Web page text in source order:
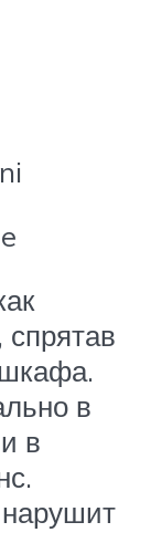
спрятав
в
в